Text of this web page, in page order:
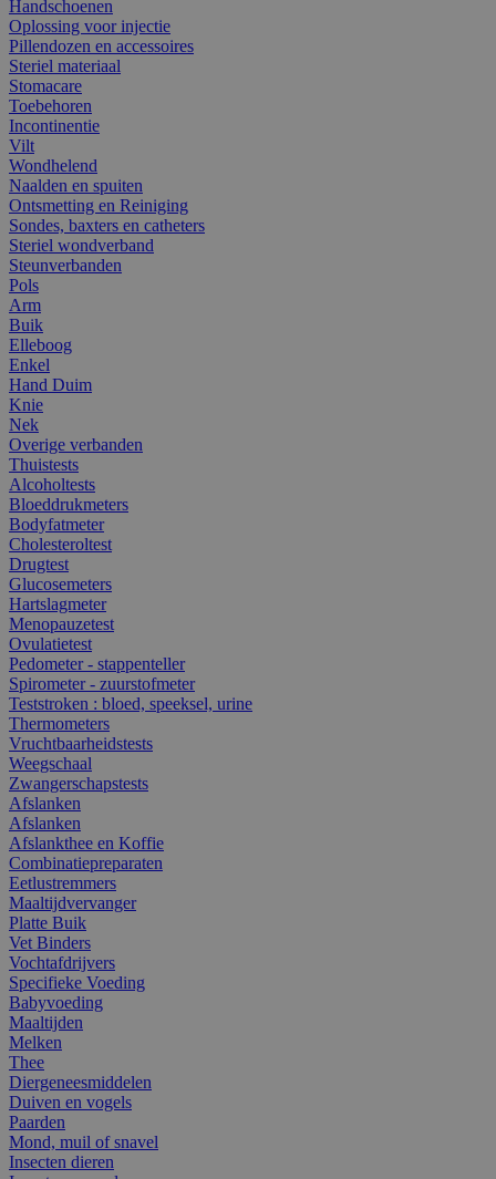
Handschoenen
Oplossing voor injectie
Pillendozen en accessoires
Steriel materiaal
Stomacare
Toebehoren
Incontinentie
Vilt
Wondhelend
Naalden en spuiten
Ontsmetting en Reiniging
Sondes, baxters en catheters
Steriel wondverband
Steunverbanden
Pols
Arm
Buik
Elleboog
Enkel
Hand Duim
Knie
Nek
Overige verbanden
Thuistests
Alcoholtests
Bloeddrukmeters
Bodyfatmeter
Cholesteroltest
Drugtest
Glucosemeters
Hartslagmeter
Menopauzetest
Ovulatietest
Pedometer - stappenteller
Spirometer - zuurstofmeter
Teststroken : bloed, speeksel, urine
Thermometers
Vruchtbaarheidstests
Weegschaal
Zwangerschapstests
Afslanken
Afslanken
Afslankthee en Koffie
Combinatiepreparaten
Eetlustremmers
Maaltijdvervanger
Platte Buik
Vet Binders
Vochtafdrijvers
Specifieke Voeding
Babyvoeding
Maaltijden
Melken
Thee
Diergeneesmiddelen
Duiven en vogels
Paarden
Mond, muil of snavel
Insecten dieren